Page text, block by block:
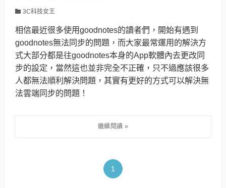
3C科技女王
相信最近很多使用goodnotes的讀者們，開始有遇到
goodnotes無法同步的問題，而大家最常運用的解決方
式大部分都是往goodnotes本身的App軟體內去更改同
步的設定，當然這也並非完全不正確，只不過應該很多
人都無法順利解決問題，其實有更好的方式可以解決無
法雲端同步的問題！
1